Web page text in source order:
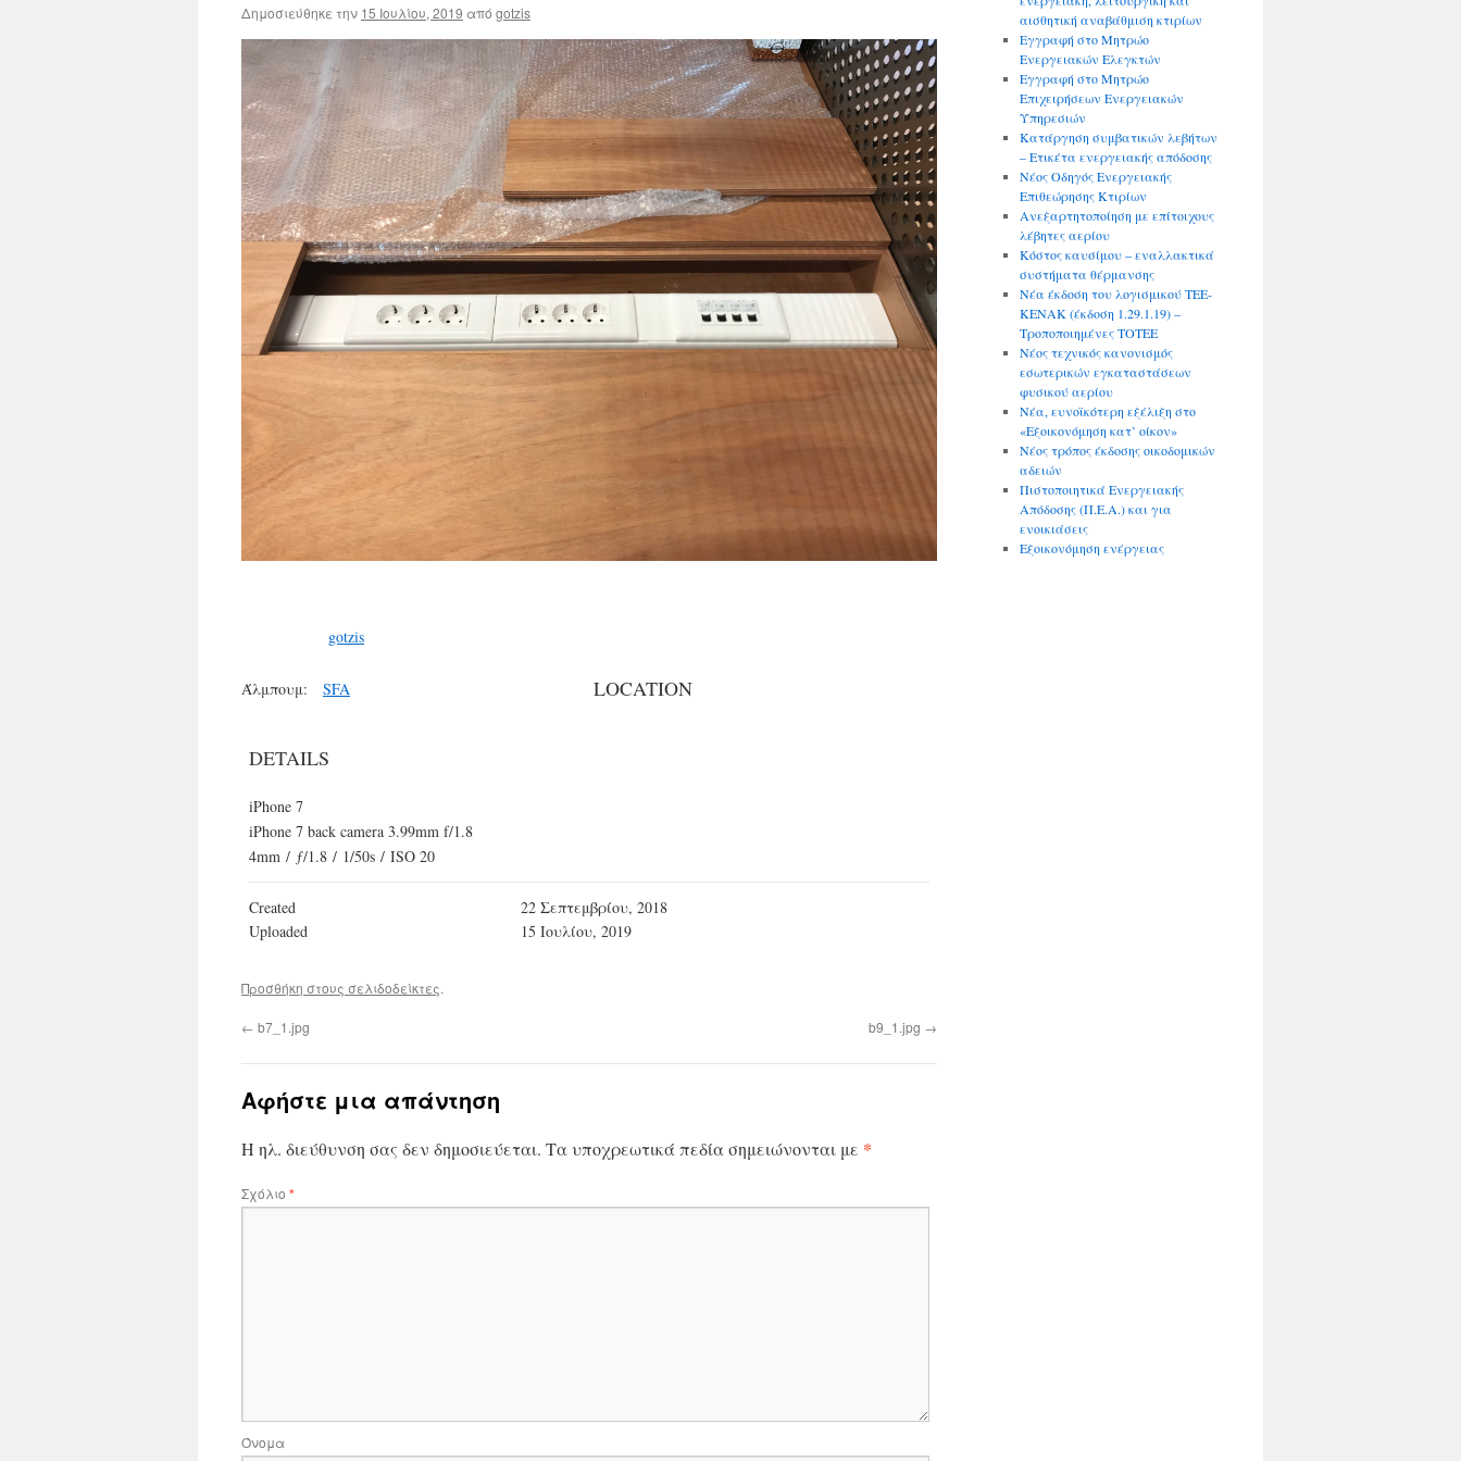
Δημοσιεύθηκε την 15 Ιουλίου, 2019 από gotzis
gotzis
Άλμπουμ: SFA LOCATION
DETAILS
iPhone 7
iPhone 7 back camera 3.99mm f/1.8
4mm / ƒ/1.8 / 1/50s / ISO 20
Created
22 Σεπτεμβρίου, 2018
Uploaded
15 Ιουλίου, 2019
Προσθήκη στους σελιδοδείκτες.
← b7_1.jpg b9_1.jpg →
Αφήστε μια απάντηση
Η ηλ. διεύθυνση σας δεν δημοσιεύεται. Τα υποχρεωτικά πεδία σημειώνονται με *
Σχόλιο *
Όνομα
αισθητική αναβάθμιση κτιρίων
Εγγραφή στο Μητρώο
Ενεργειακών Ελεγκτών
Εγγραφή στο Μητρώο
Επιχειρήσεων Ενεργειακών
Υπηρεσιών
Κατάργηση συμβατικών λεβήτων
– Ετικέτα ενεργειακής απόδοσης
Νέος Οδηγός Ενεργειακής
Επιθεώρησης Κτιρίων
Ανεξαρτητοποίηση με επίτοιχους
λέβητες αερίου
Κόστος καυσίμου – εναλλακτικά
συστήματα θέρμανσης
Νέα έκδοση του λογισμικού ΤΕΕ-
ΚΕΝΑΚ (έκδοση 1.29.1.19) –
Τροποποιημένες ΤΟΤΕΕ
Νέος τεχνικός κανονισμός
εσωτερικών εγκαταστάσεων
φυσικού αερίου
Νέα, ευνοϊκότερη εξέλιξη στο
«Εξοικονόμηση κατ’ οίκον»
Νέος τρόπος έκδοσης οικοδομικών
αδειών
Πιστοποιητικά Ενεργειακής
Απόδοσης (Π.Ε.Α.) και για
ενοικιάσεις
Εξοικονόμηση ενέργειας